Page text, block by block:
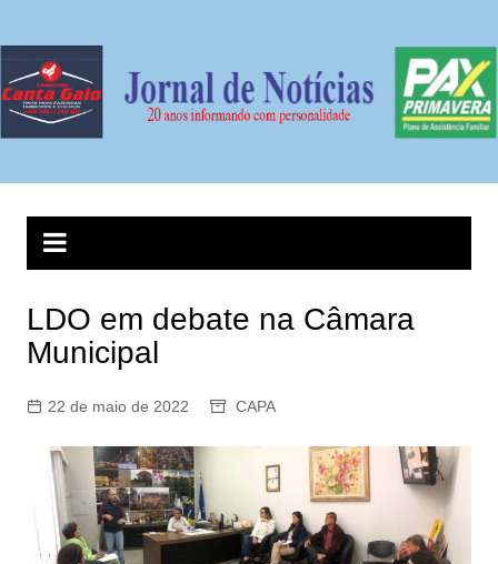
conteúdo
LDO em debate na Câmara
Municipal
22 de maio de 2022 CAPA